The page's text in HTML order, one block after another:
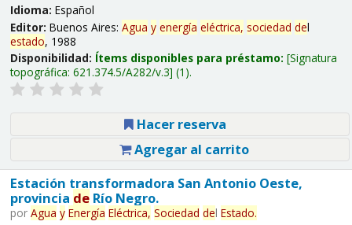
Idioma: Español
Editor: Buenos Aires: Agua y energía eléctrica, sociedad del
estado, 1988
Disponibilidad: Ítems disponibles para préstamo: Signatura
topográfica: 621.374.5/A282/v.3 (1).
Hacer reserva
Agregar al carrito
Estación transformadora San Antonio Oeste,
provincia deRío Negro.
por Agua y Energía Eléctrica, Sociedad del Estado.